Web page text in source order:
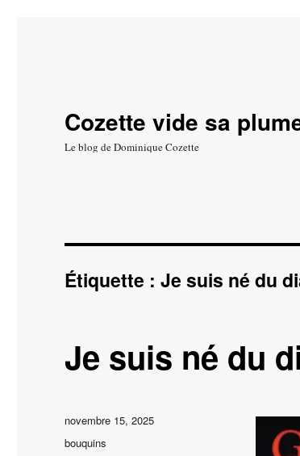
Cozette vide sa
Le blog de Dominique Cozette
Étiquette :Je suis né du
Je suis né du
Publié
le
novembre 15, 2025
Catégories
bouquins